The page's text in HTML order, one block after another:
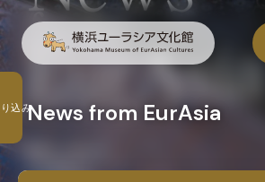
News from EurAsia
込み